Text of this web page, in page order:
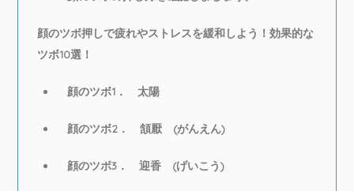
顔のツボ押しで疲れやストレスを緩和しよう！効果的な
ツボ10選！
顔のツボ1． 太陽
顔のツボ2． 頷厭 (がんえん)
顔のツボ3． 迎香 (げいこう)